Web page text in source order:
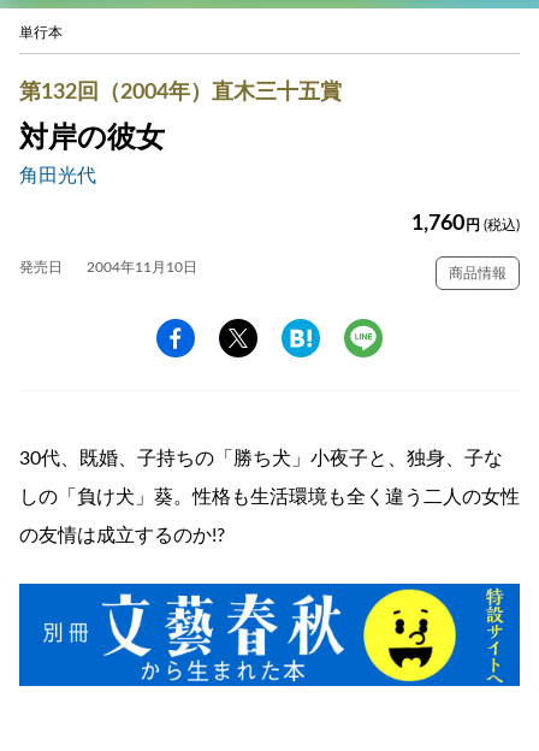
単行本
第132回（2004年）直木三十五賞
対岸の彼女
角田光代
1,760 円 (税込)
発売日 2004年11月10日 商品情報
30代、既婚、子持ちの「勝ち犬」小夜子と、独身、子な
しの「負け犬」葵。性格も生活環境も全く違う二人の女性
の友情は成立するのか!?